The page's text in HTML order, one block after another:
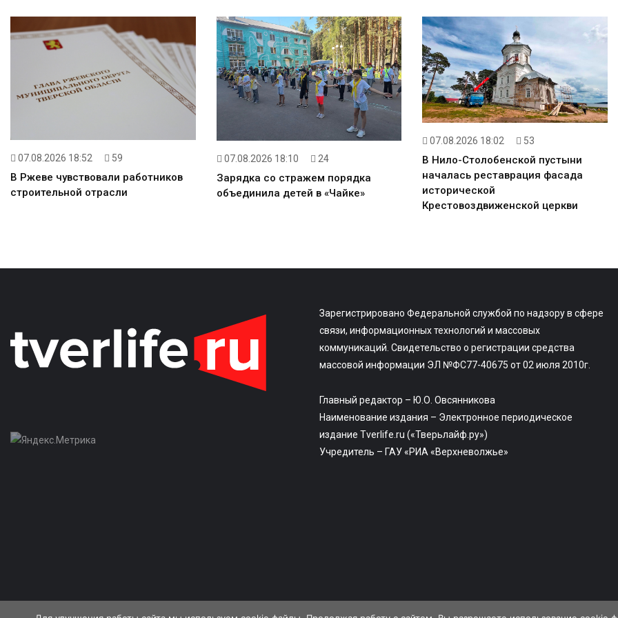
07.08.2026 18:52 59
В Ржеве чувствовали работников
строительной отрасли
07.08.2026 18:10 24
Зарядка со стражем порядка
объединила детей в «Чайке»
07.08.2026 18:02 53
В Нило-Столобенской пустыни
началась реставрация фасада
исторической
Крестовоздвиженской церкви
Зарегистрировано Федеральной службой по надзору в сфере
связи, информационных технологий и массовых
коммуникаций. Свидетельство о регистрации средства
массовой информации ЭЛ №ФС77-40675 от 02 июля 2010г.
Главный редактор – Ю.О. Овсянникова
Наименование издания – Электронное периодическое
издание Tverlife.ru («Тверьлайф.ру»)
Учредитель – ГАУ «РИА «Верхневолжье»